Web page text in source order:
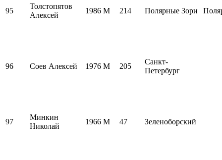
95
Толстопятов
Алексей
1986 M 214 Полярные Зори
96 Соев Алексей 1976 M 205
Санкт-
Петербург
97
Минкин
Николай
1966 M 47 Зеленоборский